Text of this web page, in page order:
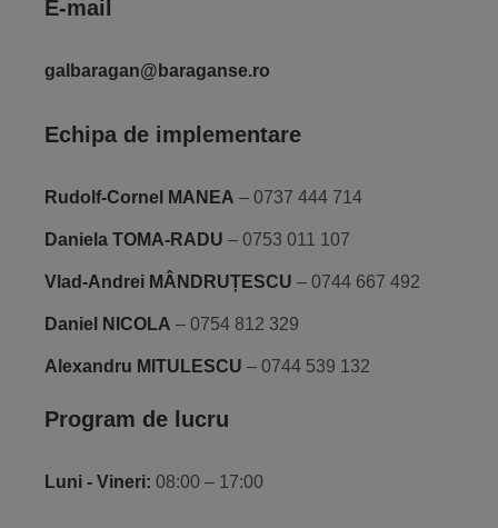
E-mail
galbaragan@baraganse.ro
Echipa de implementare
Rudolf-Cornel MANEA – 0737 444 714
Daniela TOMA-RADU – 0753 011 107
Vlad-Andrei MÂNDRUȚESCU – 0744 667 492
Daniel NICOLA – 0754 812 329
Alexandru MITULESCU – 0744 539 132
Program de lucru
Luni - Vineri: 08:00 – 17:00